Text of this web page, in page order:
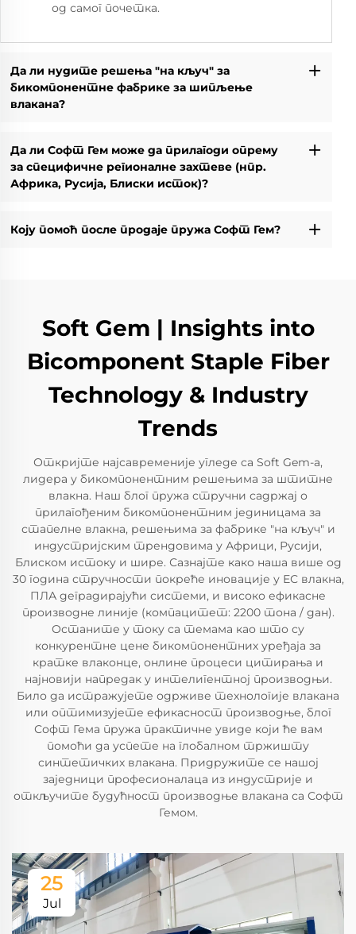
од самог почетка.
Да ли нудите решења "на кључ" за
бикомпонентне фабрике за шипљење
влакана?
Да ли Софт Гем може да прилагоди опрему
за специфичне регионалне захтеве (нпр.
Африка, Русија, Блиски исток)?
Коју помоћ после продаје пружа Софт Гем?
Soft Gem | Insights into
Bicomponent Staple Fiber
Technology & Industry
Trends
Откријте најсавременије угледе са Soft Gem-а,
лидера у бикомпонентним решењима за штитне
влакна. Наш блог пружа стручни садржај о
прилагођеним бикомпонентним јединицама за
стапелне влакна, решењима за фабрике "на кључ" и
индустријским трендовима у Африци, Русији,
Блиском истоку и шире. Сазнајте како наша више од
30 година стручности покреће иновације у ЕС влакна,
ПЛА деградирајући системи, и високо ефикасне
производне линије (компацитет: 2200 тона / дан).
Останите у току са темама као што су
конкурентне цене бикомпонентних уређаја за
кратке влаконце, онлине процеси цитирања и
најновији напредак у интелигентној производњи.
Било да истражујете одрживе технологије влакана
или оптимизујете ефикасност производње, блог
Софт Гема пружа практичне увиде који ће вам
помоћи да успете на глобалном тржишту
синтетичких влакана. Придружите се нашој
заједници професионалаца из индустрије и
откључите будућност производње влакана са Софт
Гемом.
25
Jul